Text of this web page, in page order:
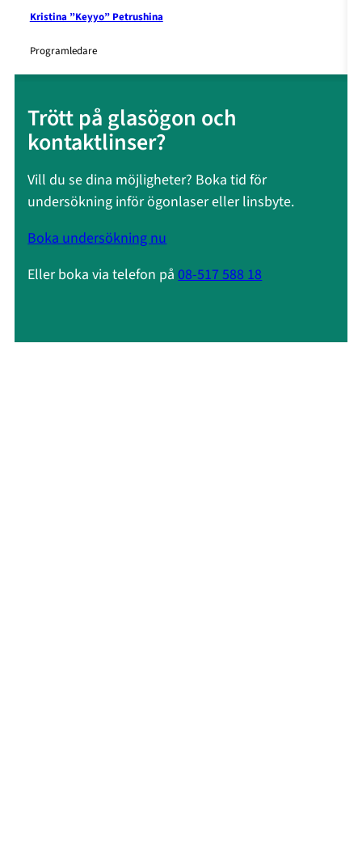
Kristina ”Keyyo” Petrushina
Programledare
Trött på glasögon och
kontaktlinser?
Vill du se dina möjligheter? Boka tid för
undersökning inför ögonlaser eller linsbyte.
Boka undersökning nu
Eller boka via telefon på08-517 588 18